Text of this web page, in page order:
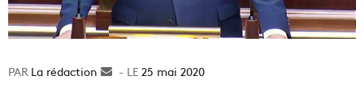
La rédaction
Envoyer25 mai 2020